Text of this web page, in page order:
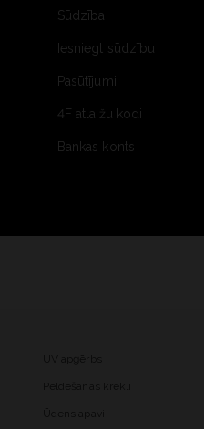
Sūdzība
Iesniegt sūdzību
Pasūtījumi
4F atlaižu kodi
Bankas konts